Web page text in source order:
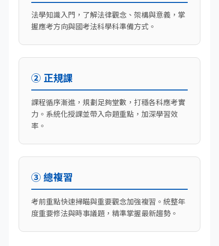
法學知識入門，了解法律觀念、架構與意義，掌
握應考方向與國考法科學科準備方式。
② 正規課
課程循序漸進，規劃足夠堂數，打穩各科應考實
力。系統化授課並帶入命題重點，加深學習效
率。
③ 總複習
考前重點快速掃瞄與重要觀念加強複習。統整年
度重要修法與時事議題，精準掌握最新趨勢。